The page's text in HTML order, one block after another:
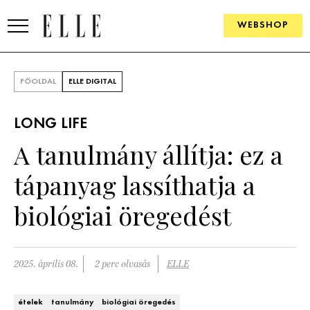
WEBSHOP
SZÉPSÉG
KULTÚRA
ÉLETMÓD
PÁRKAPCSOLAT
FŐOLDAL ELLE DIGITAL
LONG LIFE
A tanulmány állítja: ez a
tápanyag lassíthatja a
biológiai öregedést
2025. április 08. 2 perc olvasás ELLE
ételek tanulmány biológiai öregedés